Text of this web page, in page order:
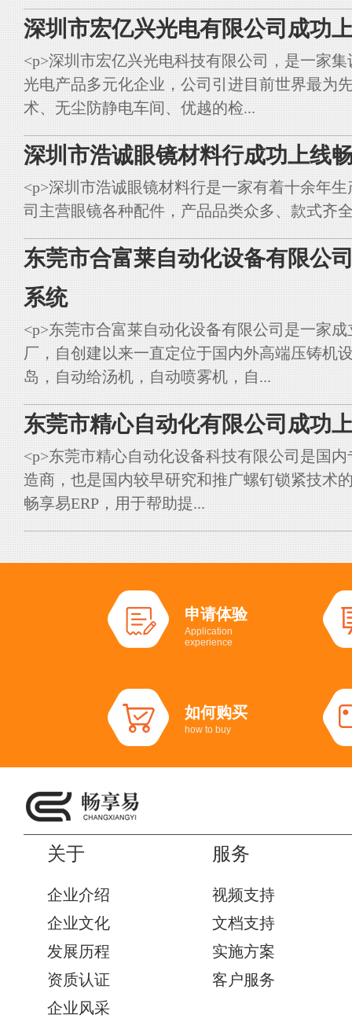
深圳市宏亿兴光电有限公司成功
<p>深圳市宏亿兴光电科技有限公司，是一家
光电产品多元化企业，公司引进目前世界最为
术、无尘防静电车间、优越的检...
深圳市浩诚眼镜材料行成功上线
<p>深圳市浩诚眼镜材料行是一家有着十余年
司主营眼镜各种配件，产品品类众多、款式齐
东莞市合富莱自动化设备有限公
系统
<p>东莞市合富莱自动化设备有限公司是一家
厂，自创建以来一直定位于国内外高端压铸机
岛，自动给汤机，自动喷雾机，自...
东莞市精心自动化有限公司成功
<p>东莞市精心自动化设备科技有限公司是国
造商，也是国内较早研究和推广螺钉锁紧技术
畅享易ERP，用于帮助提...
申请体验
Application
experience
如何购买
how to buy
关于
企业介绍
企业文化
发展历程
资质认证
企业风采
服务
视频支持
文档支持
实施方案
客户服务